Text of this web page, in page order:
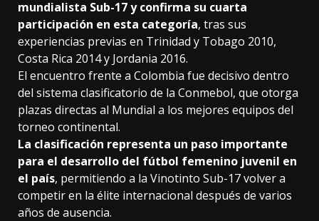
mundialista Sub-17 y confirma su cuarta
participación en esta categoría, tras sus
experiencias previas en Trinidad y Tobago 2010,
Costa Rica 2014 y Jordania 2016.
El encuentro frente a Colombia fue decisivo dentro
del sistema clasificatorio de la Conmebol, que otorga
plazas directas al Mundial a los mejores equipos del
torneo continental.
La clasificación representa un paso importante
para el desarrollo del fútbol femenino juvenil en
el país, permitiendo a la Vinotinto Sub-17 volver a
competir en la élite internacional después de varios
años de ausencia.